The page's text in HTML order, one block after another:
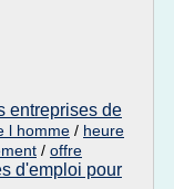
entreprises de
l homme / heure
/ offre
d'emploi pour